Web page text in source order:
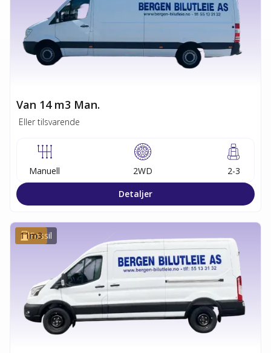
Van 14 m3 Man.
Eller tilsvarende
Manuell 2WD
2-3
Detaljer
Fossil
11m3